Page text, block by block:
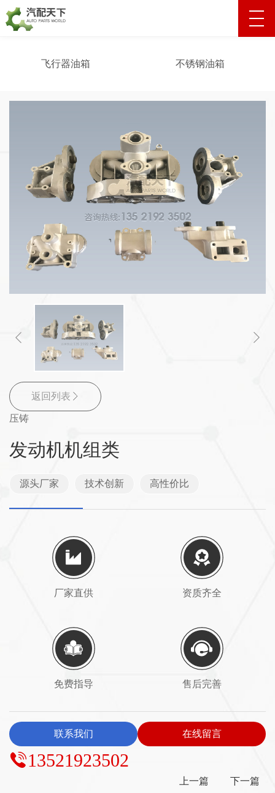
飞行器油箱 不锈钢油箱
返回列表
压铸
发动机机组类
源头厂家 技术创新 高性价比
厂家直供 资质齐全
免费指导 售后完善
联系我们 在线留言
13521923502
上一篇 下一篇